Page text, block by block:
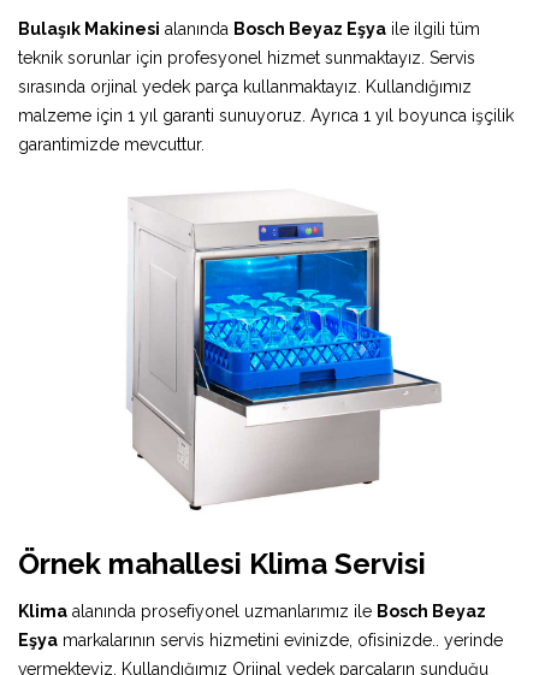
Bulaşık Makinesi alanında Bosch Beyaz Eşya ile ilgili tüm
teknik sorunlar için profesyonel hizmet sunmaktayız. Servis
sırasında orjinal yedek parça kullanmaktayız. Kullandığımız
malzeme için 1 yıl garanti sunuyoruz. Ayrıca 1 yıl boyunca işçilik
garantimizde mevcuttur.
Örnek mahallesi Klima Servisi
Klima alanında prosefiyonel uzmanlarımız ile Bosch Beyaz
Eşya markalarının servis hizmetini evinizde, ofisinizde.. yerinde
vermekteyiz. Kullandığımız Orjinal yedek parçaların sunduğu